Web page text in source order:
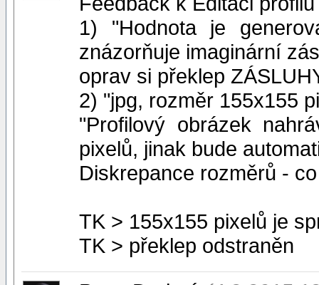
1) "Hodnota je
znázorňuje imaginární
oprav si překlep
2) "jpg, rozměr 155x155
"Profilový obrázek
pixelů, jinak bude
Diskrepance rozměrů -
TK > 155x155 pixelů je
TK > překlep odstraněn